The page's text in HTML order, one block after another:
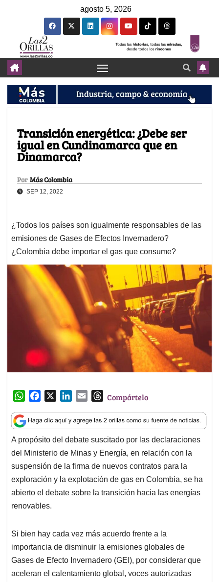
agosto 5, 2026
Transición energética: ¿Debe ser
igual en Cundinamarca que en
Dinamarca?
Por Más Colombia
SEP 12, 2022
¿Todos los países son igualmente responsables de las
emisiones de Gases de Efectos Invernadero?
¿Colombia debe importar el gas que consume?
W
a
t
s
A
p
p
c
e
b
o
o
k
n
k
e
d
I
n
a
i
l
T
r
e
a
d
s
Compártelo
A propósito del debate suscitado por las declaraciones
del Ministerio de Minas y Energía, en relación con la
suspensión de la firma de nuevos contratos para la
exploración y la explotación de gas en Colombia, se ha
abierto el debate sobre la transición hacia las energías
renovables.
Si bien hay cada vez más acuerdo frente a la
importancia de disminuir la emisiones globales de
Gases de Efecto Invernadero (GEI), por considerar que
aceleran el calentamiento global, voces autorizadas